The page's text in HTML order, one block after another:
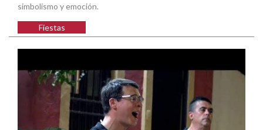
simbolismo y emoción.
Fiestas